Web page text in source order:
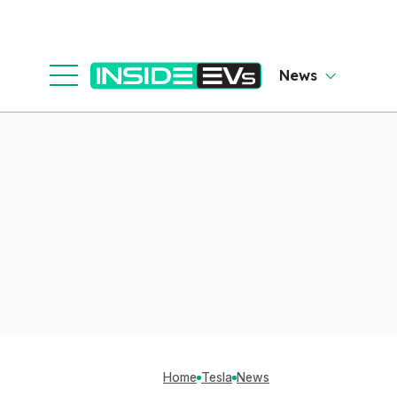
News
Home Tesla News